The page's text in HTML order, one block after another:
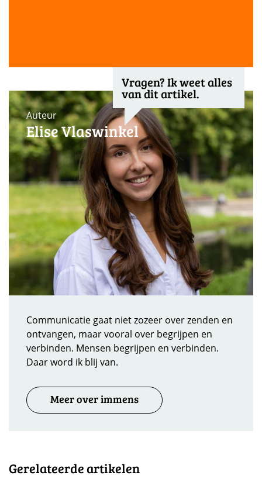
Vragen? Ik weet alles
van dit artikel.
Auteur
Elise Vlaswinkel
Communicatie gaat niet zozeer over zenden en
ontvangen, maar vooral over begrijpen en
verbinden. Mensen begrijpen en verbinden.
Daar word ik blij van.
Meer over immens
Gerelateerde artikelen